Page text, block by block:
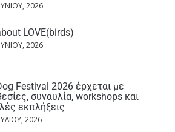
2026
LOVE(birds)
2026
Festival 2026 έρχεται με
συναυλία, workshops και
εκπλήξεις
2026